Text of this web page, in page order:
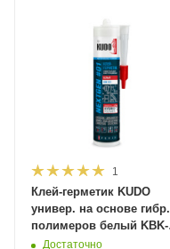
1
Клей-герметик KUDO
универ. на основе гибр.
полимеров белый KBK-
521 280 мл KUGHP280U-
Достаточно